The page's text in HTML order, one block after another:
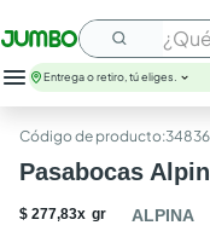
¿Qué estás
Entrega o retiro, tú eliges.
:
Pasabocas
$ 277,83x gr ALPINA